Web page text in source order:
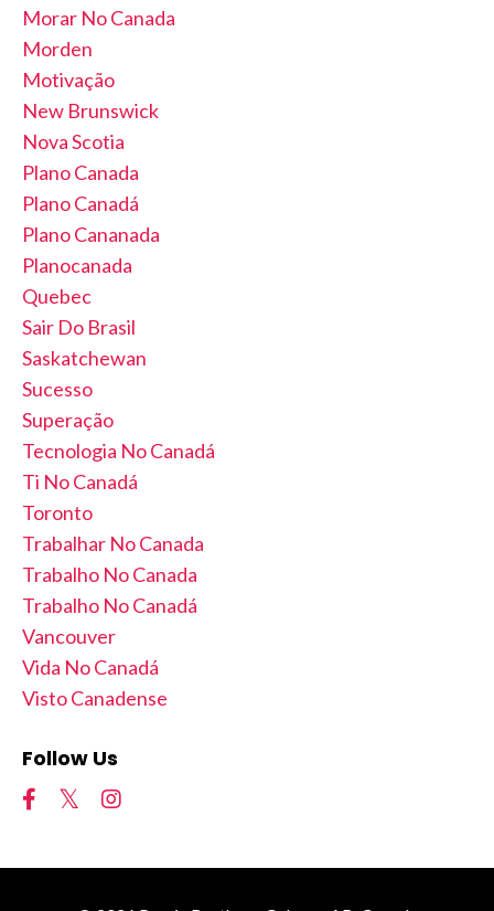
Morar No Canada
Morden
Motivação
New Brunswick
Nova Scotia
Plano Canada
Plano Canadá
Plano Cananada
Planocanada
Quebec
Sair Do Brasil
Saskatchewan
Sucesso
Superação
Tecnologia No Canadá
Ti No Canadá
Toronto
Trabalhar No Canada
Trabalho No Canada
Trabalho No Canadá
Vancouver
Vida No Canadá
Visto Canadense
Follow Us